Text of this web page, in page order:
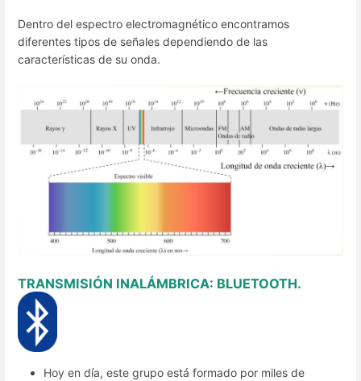
Dentro del espectro electromagnético encontramos
diferentes tipos de señales dependiendo de las
características de su onda.
TRANSMISIÓN INALÁMBRICA: BLUETOOTH.
Hoy en día, este grupo está formado por miles de